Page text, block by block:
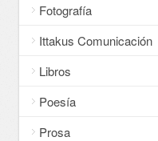
Fotografía
Ittakus Comunicación
Libros
Poesía
Prosa